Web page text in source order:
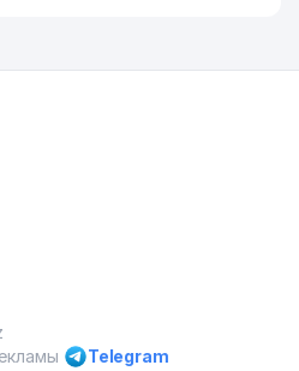
Telegram